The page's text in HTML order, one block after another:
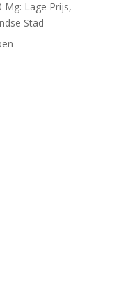
Mg: Lage Prijs,
Stad